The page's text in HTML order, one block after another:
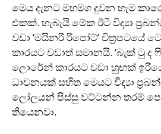
මෙය දැනට මහමග දුවන හැම
එකක්. හැබැයි මේක ඊටී විද්‍යා
වඩා ‘මයිනරි රිපෝට්’ චිත‍්‍රපටයේ
කාරයට වඩාත් සමානයි. ‘බැක් ටු ද
ලොරේන් කාරයට වඩා හුඟක්
ධාවනයක් සහිත මෙයට විද්‍යා
ලෝලයන් පිස්සු වට්ටන්න තරම්
තියෙනවා.